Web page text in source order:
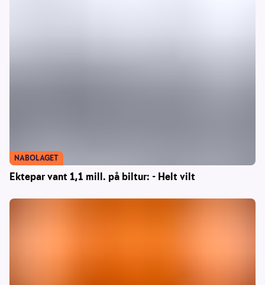
Ektepar vant 1,1 mill. på biltur: - Helt vilt
NABOLAGET